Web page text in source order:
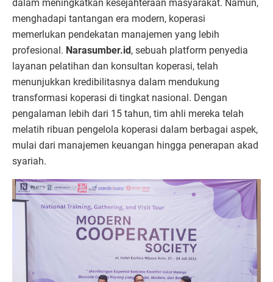
dalam meningkatkan kesejahteraan masyarakat. Namun,
menghadapi tantangan era modern, koperasi
memerlukan pendekatan manajemen yang lebih
profesional. Narasumber.id , sebuah platform penyedia
layanan pelatihan dan konsultan koperasi, telah
menunjukkan kredibilitasnya dalam mendukung
transformasi koperasi di tingkat nasional. Dengan
pengalaman lebih dari 15 tahun, tim ahli mereka telah
melatih ribuan pengelola koperasi dalam berbagai aspek,
mulai dari manajemen keuangan hingga penerapan akad
syariah.